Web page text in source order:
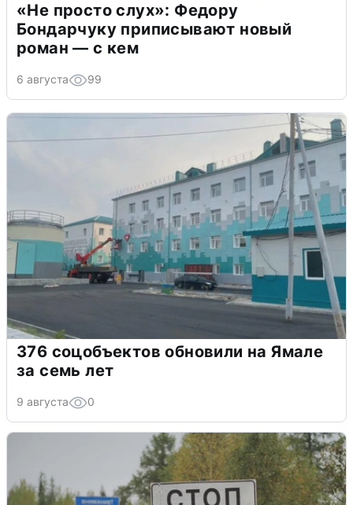
«Не просто слух»: Федору
Бондарчуку приписывают новый
роман — с кем
6 августа 99
376 соцобъектов обновили на Ямале
за семь лет
9 августа 0